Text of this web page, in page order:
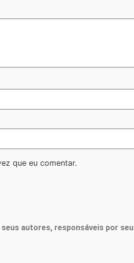
que eu comentar.
autores, responsáveis por seu